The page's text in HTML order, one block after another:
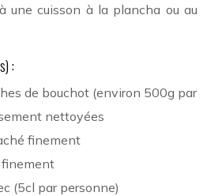
une cuisson à la plancha ou au
:
de bouchot (environ 500g par
nettoyées
finement
finement
(5cl par personne)